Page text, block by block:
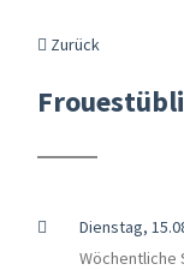
Zurück
Frouestübli
Dienstag,
Wöchentliche